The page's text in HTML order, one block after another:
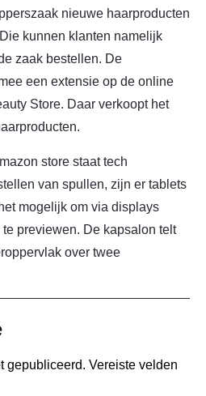
nieuwe haarproducten
kunnen klanten namelijk
zaak bestellen. De
een extensie op de online
Store. Daar verkoopt het
store staat tech
van spullen, zijn er tablets
mogelijk om via displays
previewen. De kapsalon telt
over twee
gepubliceerd. Vereiste velden